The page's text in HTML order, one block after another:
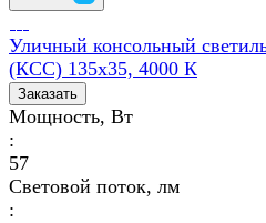
Уличный консольный
(КСС) 135х35, 4000 К
Заказать
Мощность, Вт
:
57
Световой поток, лм
: